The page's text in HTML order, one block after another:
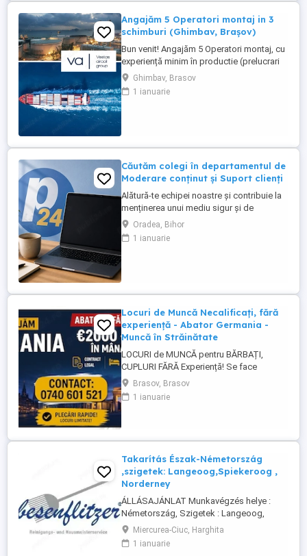
Angajăm 5 Operatori montaj in 3
schimburi (Ghimbav, Brașov)
Bun venit! Angajăm 5 Operatori montaj, cu
experiență minim în productie (prelucrari
prin aschiere). Căutăm persoane serioase,
dornice să învețe și să muncească, se va
oferi instruire la locul de muncă. Program:
Ghimbav, Brasov
1 ianuarie
Căutăm colegi în departamentul de
Moderare conținut și Suport clienți
Alătură-te echipei noastre și contribuie la
menținerea unui mediu sigur și de
încredere pe platformele noastre de
anunțuri din România, Germania și
Ungaria. În funcție de experiența și
Oradea, Bihor
1 ianuarie
Locuri de Muncă Necalificați, fără
experiență - Abator Germania -
Muncă în Străinătate
LOCURI de MUNCĂ pentru BĂRBAȚI,
CUPLURI FĂRĂ Experiență! Se face
INSTRUIRE la Locul de Muncă! BENEFICII: -
Contract de Muncă German - Cazare
Asigurată (doar 2 persoane pe cameră) -
Asigurare Medicală - Concediu Plătit Se ...
Brasov, Brasov
1 ianuarie
Takarítás Észak-Németország
,szigetek: Langeoog,Spiekeroog ,
Norderney
ÁLLÁSAJÁNLAT Munkavégzés helye :
Németország, Szigetek : Langeoog,
Spiekeroog, Norderney A Besenflitzer cég
lakások, de más létesítmények
takarítására is szakosodott, mint például
Miercurea-Ciuc, Harghita
1 ianuarie